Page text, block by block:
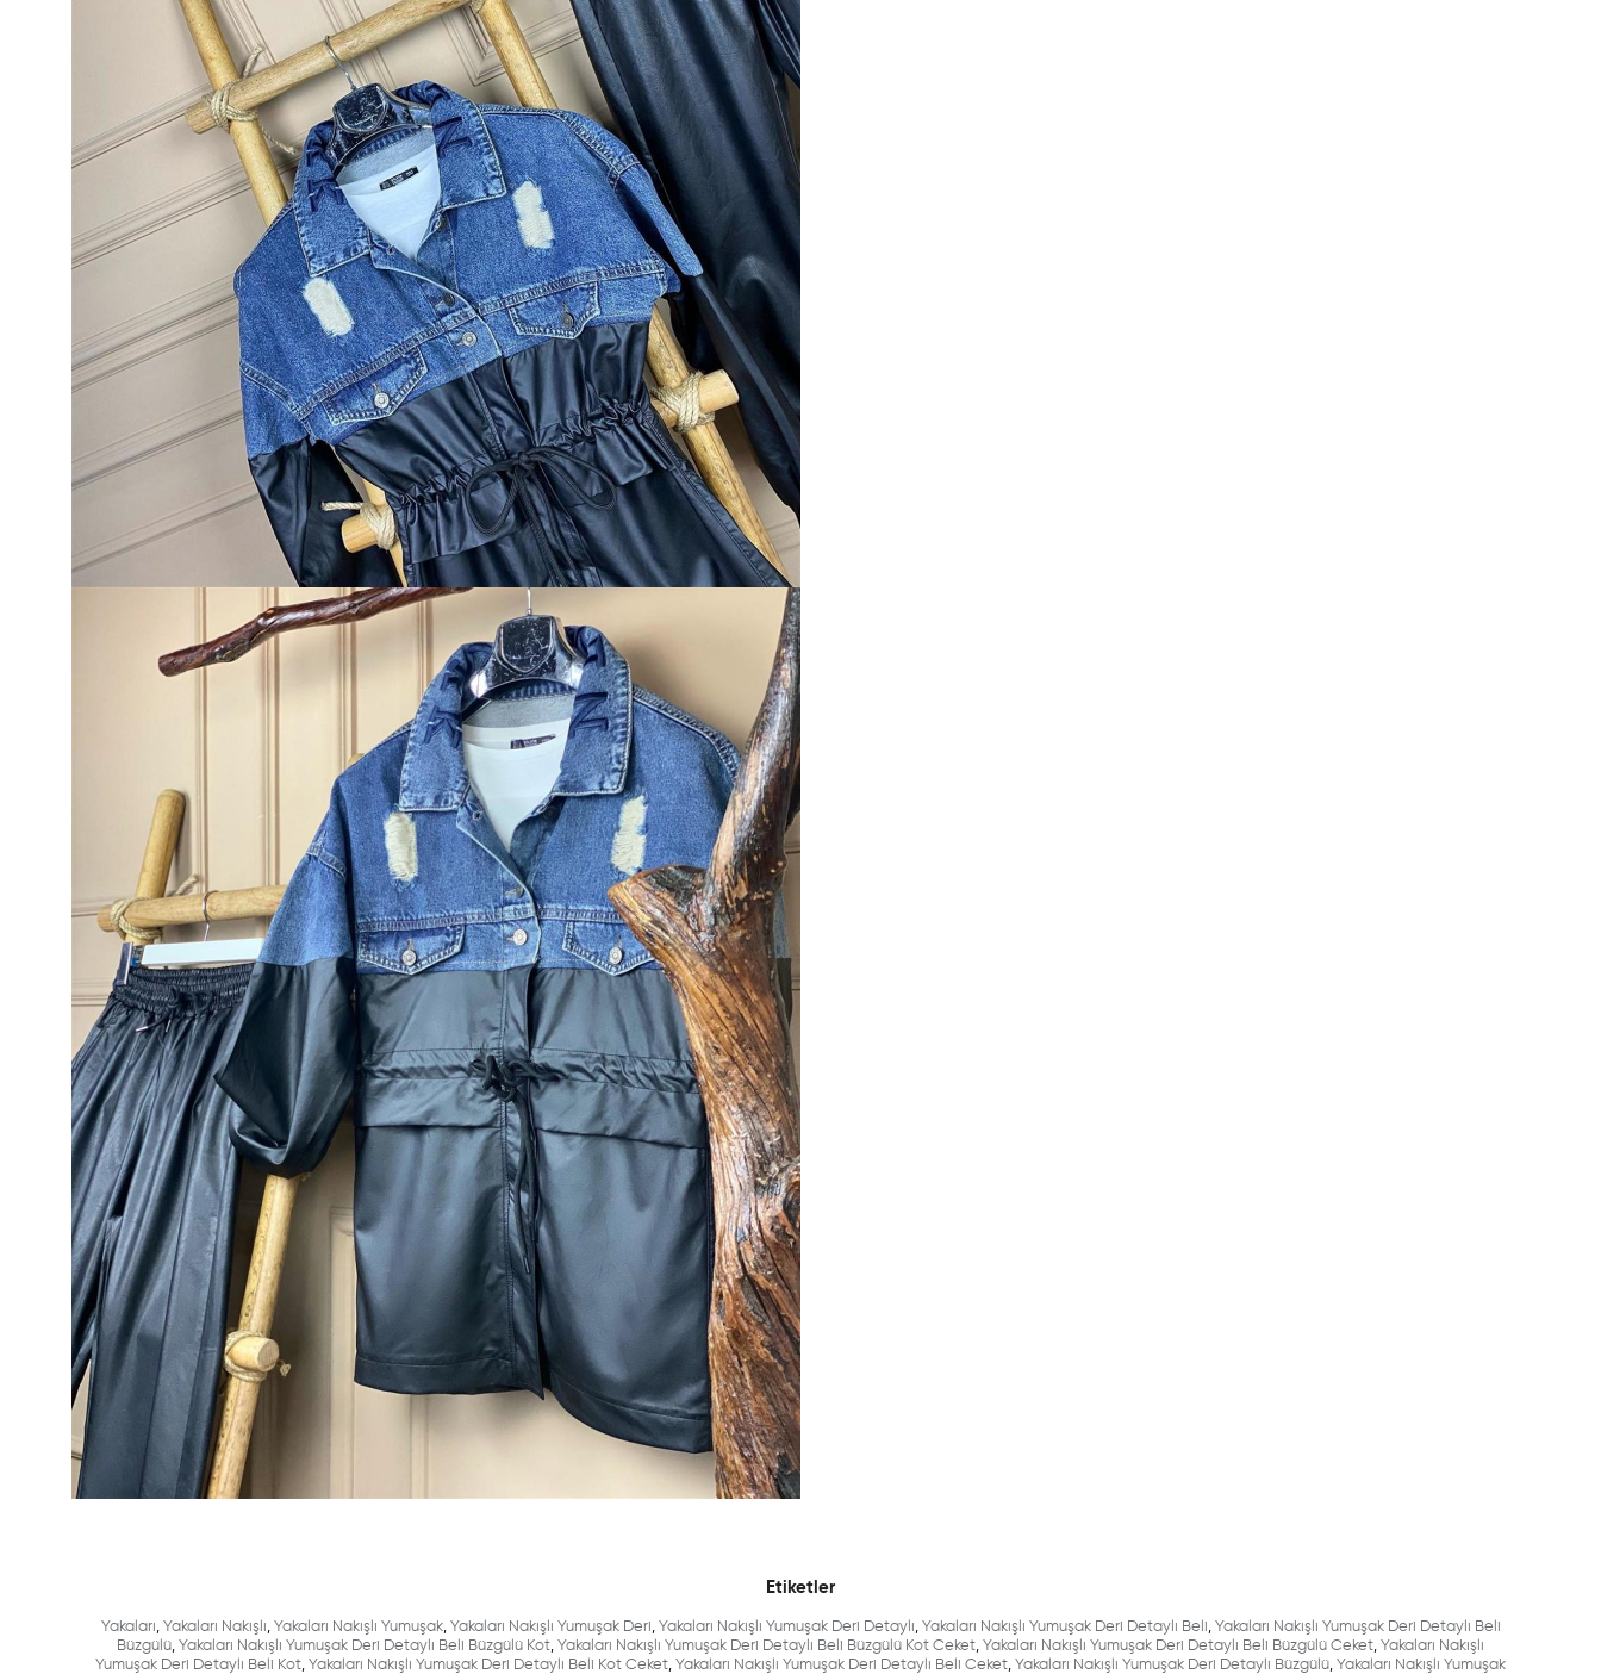
Etiketler
Yakaları, Yakaları Nakışlı, Yakaları Nakışlı Yumuşak, Yakaları Nakışlı Yumuşak Deri, Yakaları Nakışlı Yumuşak Deri Detaylı, Yakaları Nakışlı Yumuşak Deri Detaylı Beli, Yakaları Nakışlı Yumuşak Deri Detaylı Beli
Büzgülü, Yakaları Nakışlı Yumuşak Deri Detaylı Beli Büzgülü Kot, Yakaları Nakışlı Yumuşak Deri Detaylı Beli Büzgülü Kot Ceket, Yakaları Nakışlı Yumuşak Deri Detaylı Beli Büzgülü Ceket, Yakaları Nakışlı
Yumuşak Deri Detaylı Beli Kot, Yakaları Nakışlı Yumuşak Deri Detaylı Beli Kot Ceket, Yakaları Nakışlı Yumuşak Deri Detaylı Beli Ceket, Yakaları Nakışlı Yumuşak Deri Detaylı Büzgülü, Yakaları Nakışlı Yumuşak